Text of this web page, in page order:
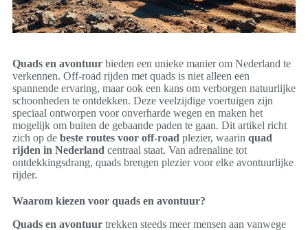
Quads en avontuur bieden een unieke manier om Nederland te
verkennen. Off-road rijden met quads is niet alleen een
spannende ervaring, maar ook een kans om verborgen natuurlijke
schoonheden te ontdekken. Deze veelzijdige voertuigen zijn
speciaal ontworpen voor onverharde wegen en maken het
mogelijk om buiten de gebaande paden te gaan. Dit artikel richt
zich op de beste routes voor off-road plezier, waarin quad
rijden in Nederland centraal staat. Van adrenaline tot
ontdekkingsdrang, quads brengen plezier voor elke avontuurlijke
rijder.
Waarom kiezen voor quads en avontuur?
Quads en avontuur trekken steeds meer mensen aan vanwege